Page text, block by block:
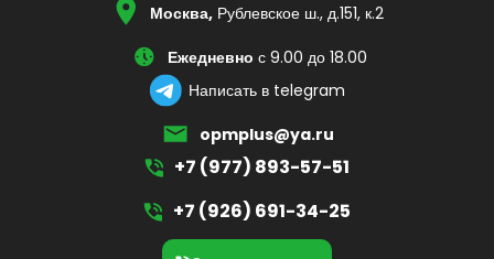
Москва, Рублевское ш., д.151, к.2
Ежедневно с 9.00 до 18.00
Написать в telegram
opmplus@ya.ru
+7 (977) 893-57-51
+7 (926) 691-34-25